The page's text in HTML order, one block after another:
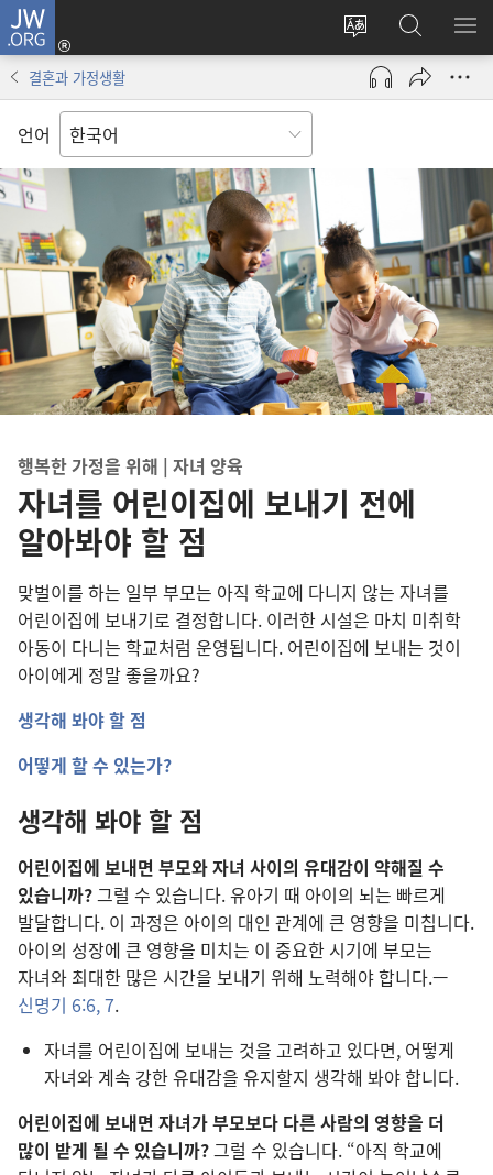
JW.ORG
사이트
언어
변경
로그인
(새로운
열기)
JW.ORG
검색
메
결혼과 가정생활
언어
행복한 가정을 위해 | 자녀 양육
자녀를 어린이집에 보내기 전에
알아봐야 할 점
맞벌이를 하는 일부 부모는 아직 학교에 다니지 않는 자녀를
어린이집에 보내기로 결정합니다. 이러한 시설은 마치 미취학
아동이 다니는 학교처럼 운영됩니다. 어린이집에 보내는 것이
아이에게 정말 좋을까요?
생각해 봐야 할 점
어떻게 할 수 있는가?
생각해 봐야 할 점
어린이집에 보내면 부모와 자녀 사이의 유대감이 약해질 수
있습니까?그럴 수 있습니다. 유아기 때 아이의 뇌는 빠르게
발달합니다. 이 과정은 아이의 대인 관계에 큰 영향을 미칩니다.
아이의 성장에 큰 영향을 미치는 이 중요한 시기에 부모는
자녀와 최대한 많은 시간을 보내기 위해 노력해야 합니다.—
신명기 6:6, 7.
자녀를 어린이집에 보내는 것을 고려하고 있다면, 어떻게
자녀와 계속 강한 유대감을 유지할지 생각해 봐야 합니다.
어린이집에 보내면 자녀가 부모보다 다른 사람의 영향을 더
많이 받게 될 수 있습니까?그럴 수 있습니다. “아직 학교에